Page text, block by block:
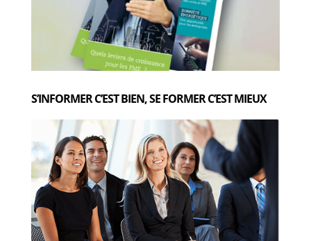
S’INFORMER C’EST BIEN, SE FORMER C’EST MIEUX